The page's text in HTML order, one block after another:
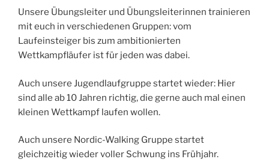
Unsere Übungsleiter und Übungsleiterinnen trainieren
mit euch in verschiedenen Gruppen: vom
Laufeinsteiger bis zum ambitionierten
Wettkampfläufer ist für jeden was dabei.
Auch unsere Jugendlaufgruppe startet wieder: Hier
sind alle ab 10 Jahren richtig, die gerne auch mal einen
kleinen Wettkampf laufen wollen.
Auch unsere Nordic-Walking Gruppe startet
gleichzeitig wieder voller Schwung ins Frühjahr.